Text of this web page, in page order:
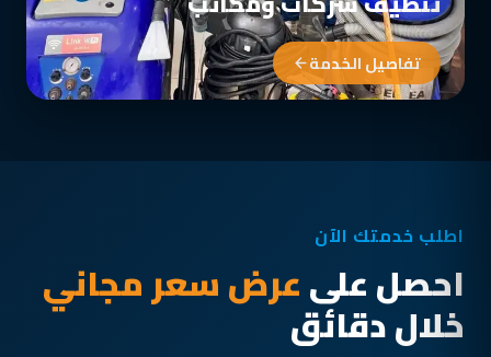
تفاصيل الخدمة
اطلب خدمتك الآن
احصل علىعرض سعر مجاني
خلال دقائق